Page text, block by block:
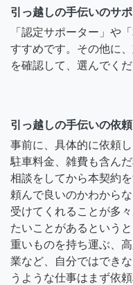
引っ越しの手伝いのサ
「認定サポーター」や
すすめです。その他に
を確認して、選んでくだ
引っ越しの手伝いの依
事前に、具体的に依頼
駐車料金、雑費も含ん
相談をしてから本契約
頼んで良いのかわから
受けてくれることが多
たいことがあるという
重いものを持ち運ぶ、
業など、自分ではでき
うような仕事はまず依